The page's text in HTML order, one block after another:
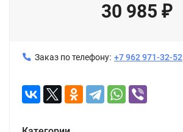
30 985 ₽
Заказ по телефону: +7 962 971-32-52